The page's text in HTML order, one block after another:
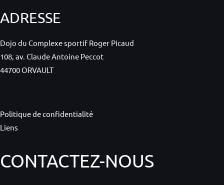
ADRESSE
Dojo du Complexe sportif Roger Picaud
108, av. Claude Antoine Peccot
44700 ORVAULT
Politique de confidentialité
Liens
CONTACTEZ-NOUS